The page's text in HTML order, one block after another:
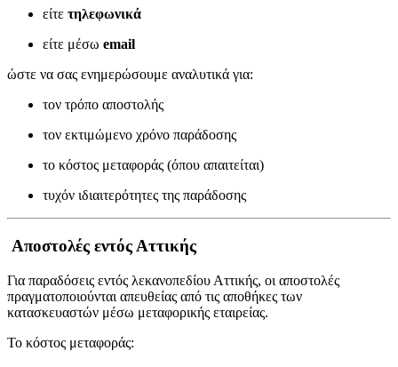
είτε τηλεφωνικά
είτε μέσω email
ώστε να σας ενημερώσουμε αναλυτικά για:
τον τρόπο αποστολής
τον εκτιμώμενο χρόνο παράδοσης
το κόστος μεταφοράς (όπου απαιτείται)
τυχόν ιδιαιτερότητες της παράδοσης
Αποστολές εντός Αττικής
Για παραδόσεις εντός λεκανοπεδίου Αττικής, οι αποστολές
πραγματοποιούνται απευθείας από τις αποθήκες των
κατασκευαστών μέσω μεταφορικής εταιρείας.
Το κόστος μεταφοράς: